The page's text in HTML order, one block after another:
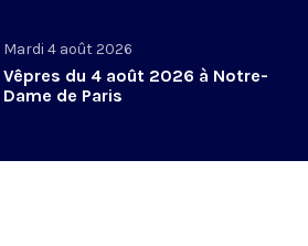
Mardi 4 août 2026
Vêpres du 4 août 2026 à Notre-
Dame de Paris